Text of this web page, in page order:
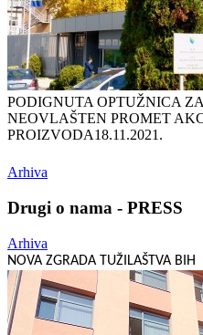
PODIGNUTA OPTUŽNICA ZA
NEOVLAŠTEN PROMET
PROIZVODA18.11.2021.
Arhiva
Drugi o nama - PRESS
Arhiva
NOVA ZGRADA TUŽILAŠTVA BIH